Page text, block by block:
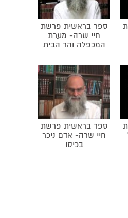
לבניו.
ספר בראשית פרשת
חיי שרה- מערת
המכפלה והר הבית
ספר בראשית פרשת
חיי שרה- אדם ניכר
בכיסו